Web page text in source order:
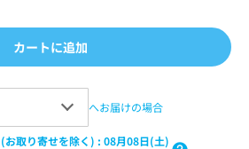
カートに追加
へお届けの場合
お取り寄せを除く) : 08月08日(土)